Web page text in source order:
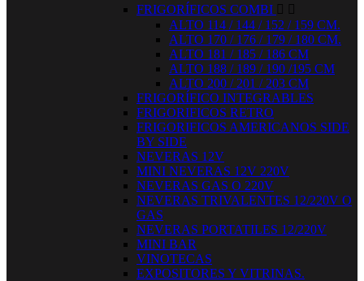
FRIGORÍFICOS COMBI  
ALTO 114 / 144 / 152 / 159 CM.
ALTO 170 / 176 / 179 / 180 CM.
ALTO 181 / 185 / 186 CM
ALTO 188 / 189 / 190 /195 CM
ALTO 200 / 201 / 203 CM
FRIGORÍFICO INTEGRABLES
FRIGORIFICOS RETRO
FRIGORIFICOS AMERICANOS SIDE
BY SIDE
NEVERAS 12V
MINI NEVERAS 12V 220V
NEVERAS GAS O 220V
NEVERAS TRIVALENTES 12/220V O
GAS
NEVERAS PORTATILES 12/220V
MINI BAR
VINOTECAS
EXPOSITORES Y VITRINAS.